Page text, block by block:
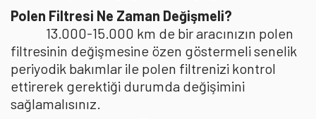
Polen Filtresi Ne Zaman Değişmeli?
13.000-15.000 km de bir aracınızın polen
filtresinin değişmesine özen göstermeli senelik
periyodik bakımlar ile polen filtrenizi kontrol
ettirerek gerektiği durumda değişimini
sağlamalısınız.